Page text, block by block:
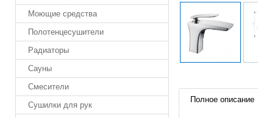
Моющие средства
Полотенцесушители
Радиаторы
Сауны
Смесители
Сушилки для рук
Полное описание